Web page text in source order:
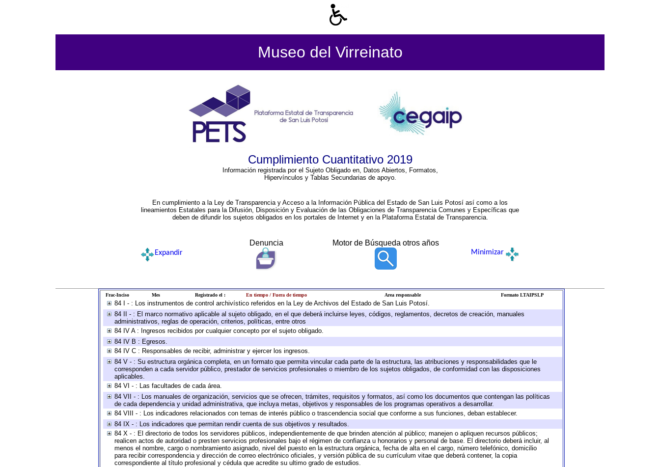
Museo del Virreinato
Cumplimiento Cuantitativo 2019
Información registrada por el Sujeto Obligado en, Datos Abiertos, Formatos,
Hipervínculos y Tablas Secundarias de apoyo.
En cumplimiento a la Ley de Transparencia y Acceso a la Información Pública del Estado de San Luis Potosí así como a los
lineamientos Estatales para la Difusión, Disposición y Evaluación de las Obligaciones de Transparencia Comunes y Específicas que
deben de difundir los sujetos obligados en los portales de Internet y en la Plataforma Estatal de Transparencia.
Denuncia Motor de Búsqueda otros años
Expandir Minimizar
Frac-Inciso Mes Registrado el : En tiempo / Fuera de tiempo Area responsable Formato LTAIPSLP
84 I - : Los instrumentos de control archivístico referidos en la Ley de Archivos del Estado de San Luis Potosí.
84 II - : El marco normativo aplicable al sujeto obligado, en el que deberá incluirse leyes, códigos, reglamentos, decretos de creación, manuales
administrativos, reglas de operación, criterios, políticas, entre otros
84 IV A : Ingresos recibidos por cualquier concepto por el sujeto obligado.
84 IV B : Egresos.
84 IV C : Responsables de recibir, administrar y ejercer los ingresos.
84 V - : Su estructura orgánica completa, en un formato que permita vincular cada parte de la estructura, las atribuciones y responsabilidades que le
corresponden a cada servidor público, prestador de servicios profesionales o miembro de los sujetos obligados, de conformidad con las disposiciones
aplicables.
84 VI - : Las facultades de cada área.
84 VII - : Los manuales de organización, servicios que se ofrecen, trámites, requisitos y formatos, así como los documentos que contengan las políticas
de cada dependencia y unidad administrativa, que incluya metas, objetivos y responsables de los programas operativos a desarrollar.
84 VIII - : Los indicadores relacionados con temas de interés público o trascendencia social que conforme a sus funciones, deban establecer.
84 IX - : Los indicadores que permitan rendir cuenta de sus objetivos y resultados.
84 X - : El directorio de todos los servidores públicos, independientemente de que brinden atención al público; manejen o apliquen recursos públicos;
realicen actos de autoridad o presten servicios profesionales bajo el régimen de confianza u honorarios y personal de base. El directorio deberá incluir, al
menos el nombre, cargo o nombramiento asignado, nivel del puesto en la estructura orgánica, fecha de alta en el cargo, número telefónico, domicilio
para recibir correspondencia y dirección de correo electrónico oficiales, y versión pública de su currículum vitae que deberá contener, la copia
correspondiente al título profesional y cédula que acredite su ultimo grado de estudios.